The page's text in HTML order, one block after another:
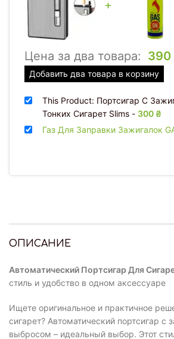
ОПИСАНИЕ
Автоматический Портсигар Для
стиль и удобство в одном аксессуаре
Ищете оригинальное и практичное
сигарет? Автоматический портсигар с
выбросом – идеальный выбор. Этот
+
Цена за два товара: 390
Добавить два товара в корзину
This Product: Портсигар С
Тонких Сигарет Slims - 300 ₴
Газ Для Заправки Зажигалок